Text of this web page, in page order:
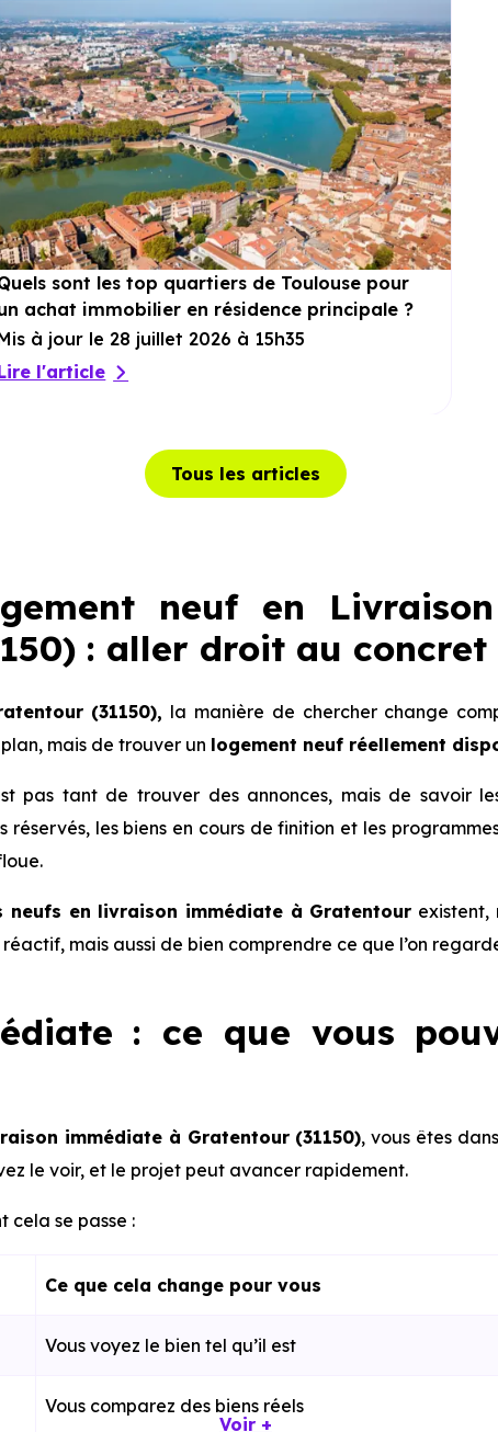
sont les top quartiers de Toulouse pour
achat immobilier en résidence principale ?
à jour le 28 juillet 2026 à 15h35
l'article
Tous les articles
neuf en
: aller droit au concret
(31150), la manière de chercher change
mais de trouver un logement neuf réellement
pas tant de trouver des annonces, mais de savoir
réservés, les biens en cours de finition et les
neufs en livraison immédiate à Gratentour existent,
mais aussi de bien comprendre ce que l’on
: ce que vous
immédiate à Gratentour (31150), vous êtes
le voir, et le projet peut avancer rapidement.
cela se passe :
Ce que cela change pour vous
Vous voyez le bien tel qu’il est
Vous comparez des biens réels
Voir +